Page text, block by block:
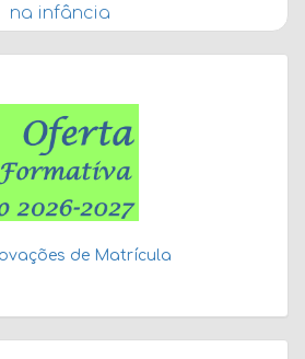
na infância
de Matrícula